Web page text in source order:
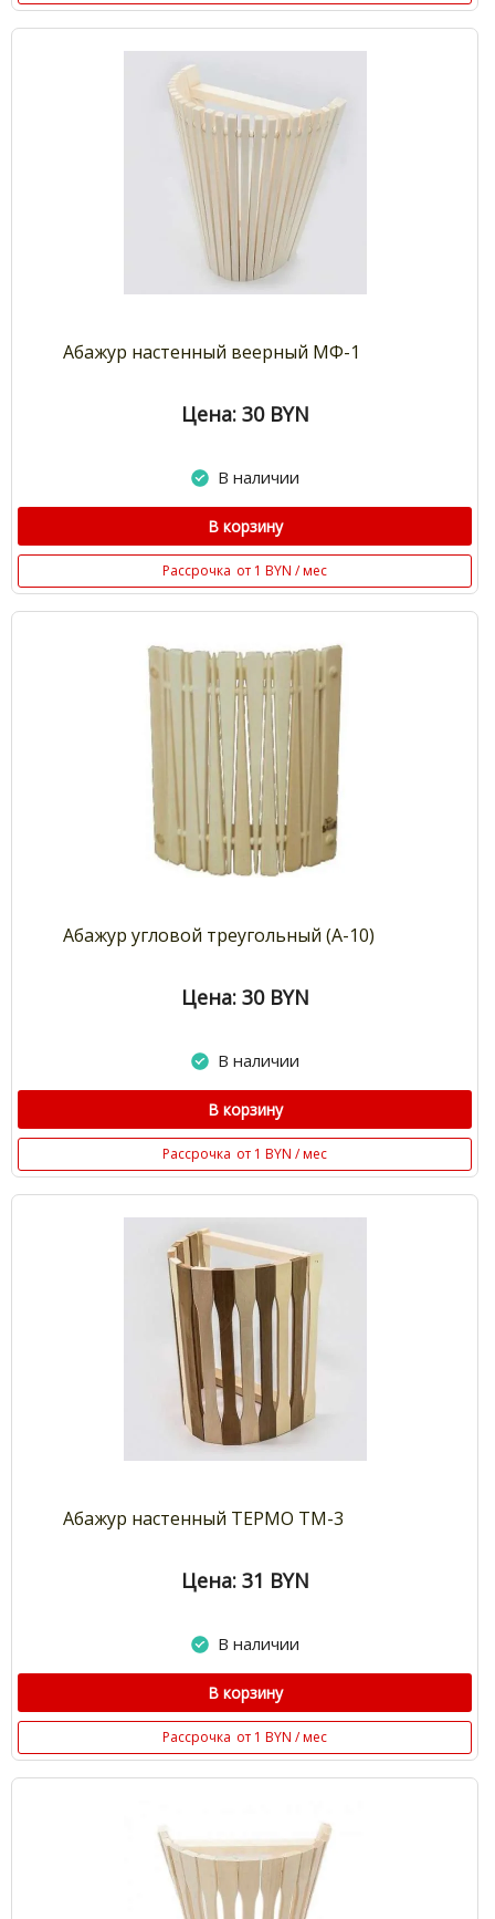
Абажур настенный веерный МФ-1
Цена: 30 BYN
В наличии
В корзину
Рассрочка от 1 BYN / мес
Абажур угловой треугольный (А-10)
Цена: 30 BYN
В наличии
В корзину
Рассрочка от 1 BYN / мес
Абажур настенный ТЕРМО ТМ-3
Цена: 31 BYN
В наличии
В корзину
Рассрочка от 1 BYN / мес